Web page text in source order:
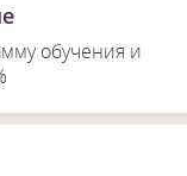
обучения и